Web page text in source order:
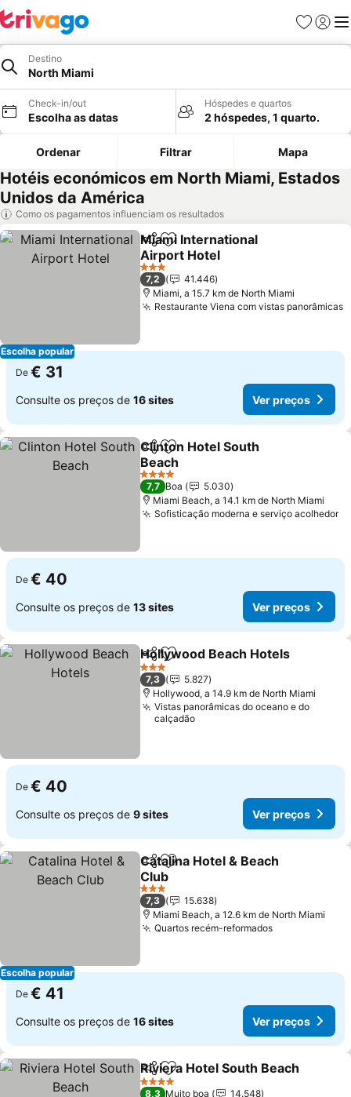
Favoritos
Iniciar
Destino
North Miami
Check-in/out
Escolha as datas
Hóspedes e quartos
2 hóspedes, 1 quarto.
Ordenar Filtrar Mapa
Hotéis económicos em North Miami, Estados
Unidos da América
Como os pagamentos influenciam os resultados
Escolha popular
PartilharAdicionar aos favoritos
Miami International
Airport Hotel
Ver preços
3 Estrelas
7,2
41.446
Miami, a 15.7 km de North Miami
Restaurante Viena com vistas panorâmicas
De € 31
Consulte os preços de 16 sites Ver preços
PartilharAdicionar aos favoritos
Clinton Hotel South
Beach
Ver preços
4 Estrelas
7,7 Boa
5.030
Miami Beach, a 14.1 km de North Miami
Sofisticação moderna e serviço acolhedor
De € 40
Consulte os preços de 13 sites Ver preços
PartilharAdicionar aos favoritos
Hollywood Beach Hotels
3 Estrelas
7,3
5.827
Hollywood, a 14.9 km de North Miami
Vistas panorâmicas do oceano e do
calçadão
De € 40
Consulte os preços de 9 sites Ver preços
Escolha popular
PartilharAdicionar aos favoritos
Catalina Hotel & Beach
Club
Ver preços
3 Estrelas
7,3
15.638
Miami Beach, a 12.6 km de North Miami
Quartos recém-reformadosVer preços
De € 41
Consulte os preços de 16 sites Ver preços
PartilharAdicionar aos favoritos
Riviera Hotel South Beach
4 Estrelas
8,3 Muito boa
14.548